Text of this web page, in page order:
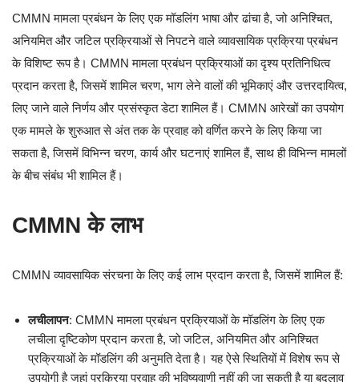
CMMN मामला प्रबंधन के लिए एक मॉडलिंग भाषा और ढांचा है, जो अनिश्चित,
अनियमित और जटिल प्रक्रियाओं से निपटने वाले व्यावसायिक प्रक्रिया प्रबंधन
के विशिष्ट रूप है। CMMN मामला प्रबंधन प्रक्रियाओं का दृश्य प्रतिनिधित्व
प्रदान करता है, जिसमें शामिल चरण, भाग लेने वालों की भूमिकाएं और उत्तरदायित्व,
लिए जाने वाले निर्णय और प्रसंस्कृत डेटा शामिल हैं। CMMN आरेखों का उपयोग
एक मामले के शुरुआत से अंत तक के प्रवाह को वर्णित करने के लिए किया जा
सकता है, जिसमें विभिन्न चरण, कार्य और घटनाएं शामिल हैं, साथ ही विभिन्न मामलों
के बीच संबंध भी शामिल हैं।
CMMN के लाभ
CMMN व्यावसायिक संरचना के लिए कई लाभ प्रदान करता है, जिसमें शामिल हैं:
लचीलापन: CMMN मामला प्रबंधन प्रक्रियाओं के मॉडलिंग के लिए एक
लचीला दृष्टिकोण प्रदान करता है, जो जटिल, अनियमित और अनिश्चित
प्रक्रियाओं के मॉडलिंग की अनुमति देता है। यह ऐसे स्थितियों में विशेष रूप से
उपयोगी है जहां प्रक्रिया प्रवाह की भविष्यवाणी नहीं की जा सकती है या बदलाव